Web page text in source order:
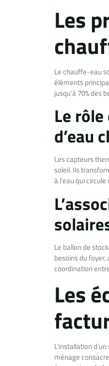
Les
Le chauffe-eau
éléments
jusqu’à 70% des
Le
d’eau
Les capteurs
soleil. Ils
à l’eau qui
Le ballon de
besoins du
coordination
Les
L’installation
ménage